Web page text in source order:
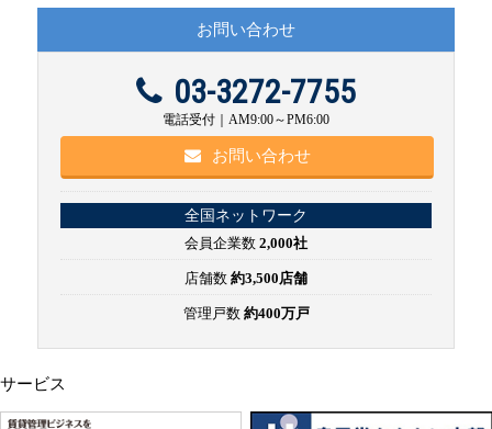
お問い合わせ
03-3272-7755
電話受付｜AM9:00～PM6:00
お問い合わせ
全国ネットワーク
会員企業数 2,000社
店舗数 約3,500店舗
管理戸数 約400万戸
サービス